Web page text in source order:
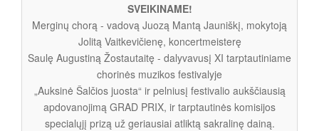
SVEIKINAME!
Merginų chorą - vadovą Juozą Mantą Jauniškį, mokytoją
Jolitą Vaitkevičienę, koncertmeisterę
Saulę Augustiną Žostautaitę - dalyvavusį XI tarptautiniame
chorinės muzikos festivalyje
„Auksinė Šalčios juosta“ ir pelniusį festivalio aukščiausią
apdovanojimą GRAD PRIX, ir tarptautinės komisijos
specialųjį prizą už geriausiai atliktą sakralinę dainą.